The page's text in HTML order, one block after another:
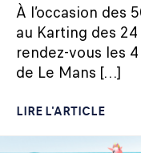
À l’occasion des
au Karting des
rendez-vous les
de Le Mans […]
LIRE L'ARTICLE